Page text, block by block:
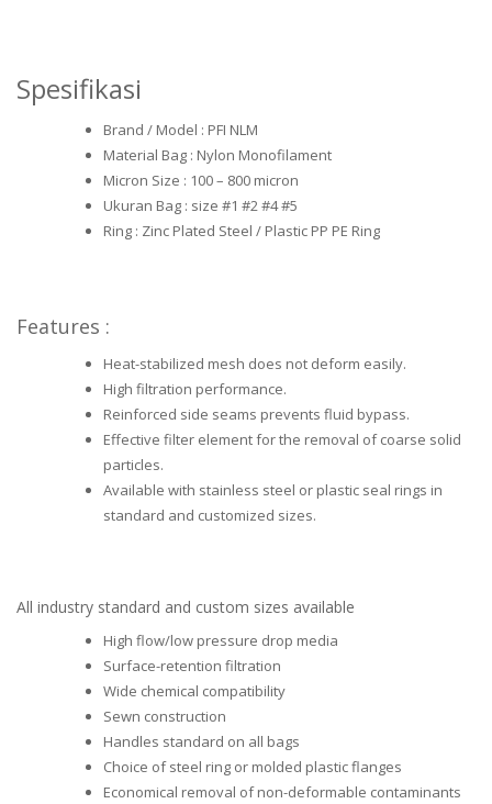
Spesifikasi
Brand / Model : PFI NLM
Material Bag : Nylon Monofilament
Micron Size : 100 – 800 micron
Ukuran Bag : size #1 #2 #4 #5
Ring : Zinc Plated Steel / Plastic PP PE Ring
Features :
Heat-stabilized mesh does not deform easily.
High filtration performance.
Reinforced side seams prevents fluid bypass.
Effective filter element for the removal of coarse solid
particles.
Available with stainless steel or plastic seal rings in
standard and customized sizes.
All industry standard and custom sizes available
High flow/low pressure drop media
Surface-retention filtration
Wide chemical compatibility
Sewn construction
Handles standard on all bags
Choice of steel ring or molded plastic flanges
Economical removal of non-deformable contaminants